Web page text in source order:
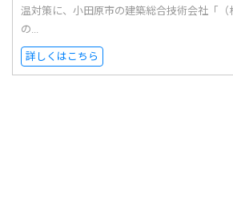
温対策に、小田原市の建築総合技術会社「
の...
詳しくはこちら